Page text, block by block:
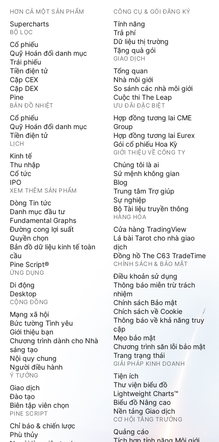
HƠN CẢ MỘT SẢN PHẨM
Supercharts
BỘ LỌC
Cổ phiếu
Quỹ Hoán đổi danh mục
Trái phiếu
Tiền điện tử
Cặp CEX
Cặp DEX
Pine
BẢN ĐỒ NHIỆT
Cổ phiếu
Quỹ Hoán đổi danh mục
Tiền điện tử
LỊCH
Kinh tế
Thu nhập
Cổ tức
IPO
XEM THÊM SẢN PHẨM
Dòng Tin tức
Danh mục đầu tư
Fundamental Graphs
Đường cong lợi suất
Quyền chọn
Bản đồ dữ liệu kinh tế toàn
cầu
Pine Script®
ỨNG DỤNG
Di động
Desktop
CỘNG ĐỒNG
Mạng xã hội
Bức tường Tình yêu
Giới thiệu bạn
Chương trình dành cho Nhà
sáng tạo
Nội quy chung
Người điều hành
Ý TƯỞNG
Giao dịch
Đào tạo
Biên tập viên chọn
PINE SCRIPT
Chỉ báo & chiến lược
Phù thủy
CÔNG CỤ & GÓI ĐĂNG KÝ
Tính năng
Trả phí
Dữ liệu thị trường
Tặng quà gói
GIAO DỊCH
Tổng quan
Nhà môi giới
So sánh các nhà môi giới
Cuộc thi The Leap
ƯU ĐÃI ĐẶC BIỆT
Hợp đồng tương lai CME
Group
Hợp đồng tương lai Eurex
Gói cổ phiếu Hoa Kỳ
GIỚI THIỆU VỀ CÔNG TY
Chúng tôi là ai
Sứ mệnh không gian
Blog
Trung tâm Trợ giúp
Sự nghiệp
Bộ Tài liệu truyền thông
HÀNG HÓA
Cửa hàng TradingView
Lá bài Tarot cho nhà giao
dịch
Đồng hồ The C63 TradeTime
CHÍNH SÁCH & BẢO MẬT
Điều khoản sử dụng
Thông báo miễn trừ trách
nhiệm
Chính sách Bảo mật
Chích sách về Cookie
Thông báo về khả năng truy
cập
Mẹo bảo mật
Chương trình săn lỗi bảo mật
Trang trạng thái
GIẢI PHÁP KINH DOANH
Tiện ích
Thư viện biểu đồ
Lightweight Charts™
Biểu đồ Nâng cao
Nền tảng Giao dịch
CƠ HỘI TĂNG TRƯỞNG
Quảng cáo
Tích hợp tính năng Môi giới